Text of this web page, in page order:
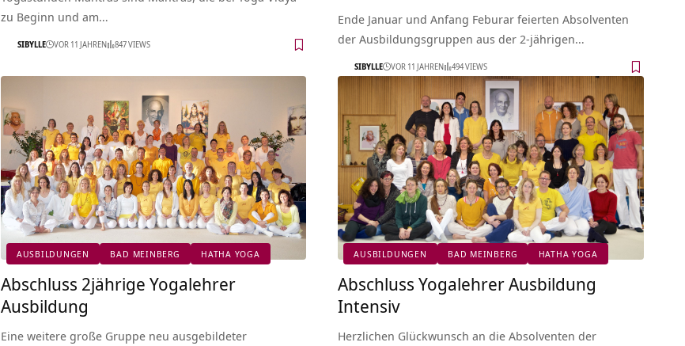
zu Beginn und am…
SIBYLLE VOR 11 JAHREN 847 VIEWS
Ende Januar und Anfang Feburar feierten Absolventen
der Ausbildungsgruppen aus der 2-jährigen…
SIBYLLE VOR 11 JAHREN 494 VIEWS
AUSBILDUNGEN BAD MEINBERG HATHA YOGA
Abschluss 2jährige Yogalehrer
Ausbildung
Eine weitere große Gruppe neu ausgebildeter
AUSBILDUNGEN BAD MEINBERG HATHA YOGA
Abschluss Yogalehrer Ausbildung
Intensiv
Herzlichen Glückwunsch an die Absolventen der